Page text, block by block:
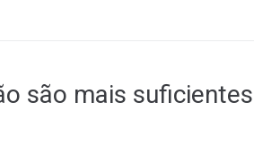
são mais